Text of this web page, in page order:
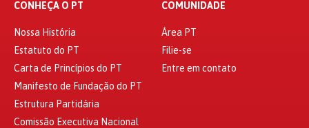
CONHEÇA O PT
Nossa História
Estatuto do PT
Carta de Princípios do PT
Manifesto de Fundação do PT
Estrutura Partidária
Comissão Executiva Nacional
COMUNIDADE
Área PT
Filie-se
Entre em contato